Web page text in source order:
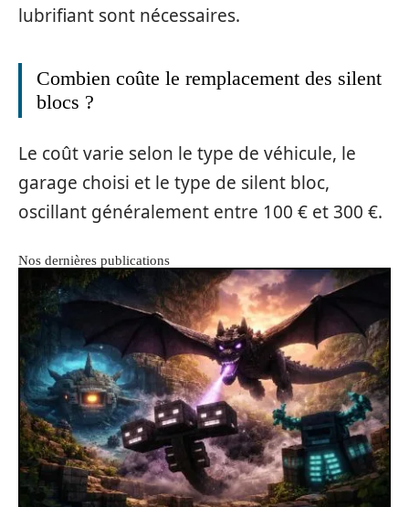
lubrifiant sont nécessaires.
Combien coûte le remplacement des silent
blocs ?
Le coût varie selon le type de véhicule, le
garage choisi et le type de silent bloc,
oscillant généralement entre 100 € et 300 €.
Nos dernières publications